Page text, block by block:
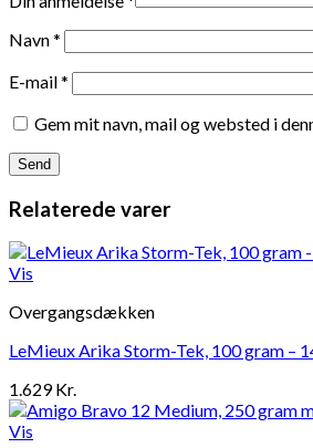
Navn*
E-mail*
Gem mit navn, mail og websted i
Relaterede varer
Vis
Overgangsdækken
LeMieux Arika Storm-Tek, 100 gram –
1.629Kr.
Vis